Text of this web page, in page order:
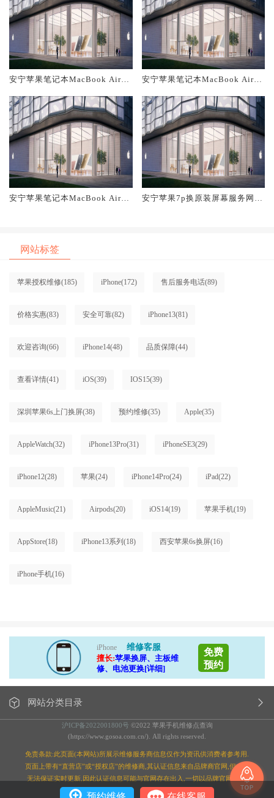
安宁苹果笔记本MacBook Air换
安宁苹果笔记本MacBook Air换
安宁苹果笔记本MacBook Air换
安宁苹果7p换原装屏幕服务网点
网站标签
苹果授权维修(185) iPhone(172) 售后服务电话(89)
价格实惠(83) 安全可靠(82) iPhone13(81)
欢迎咨询(66) iPhone14(48) 品质保障(44)
查看详情(41) iOS(39) IOS15(39)
深圳苹果6s上门换屏(38) 预约维修(35) Apple(35)
AppleWatch(32) iPhone13Pro(31) iPhoneSE3(29)
iPhone12(28) 苹果(24) iPhone14Pro(24) iPad(22)
AppleMusic(21) Airpods(20) iOS14(19) 苹果手机(19)
AppStore(18) iPhone13系列 (18) 西安苹果6s换屏(16)
iPhone手机(16)
iPhone
维修客服
擅长:苹果换屏、主板维
修、电池更换[详细]
免费
预约
网站分类目录
沪ICP备2022001800号 ©2022 苹果手机维修点查询
(https://www.gosoa.com.cn/). All rights reserved.
免责条款:此页面(本网站)所展示维修服务商信息仅作为资讯供消费者参考用.
页面上带有“直营店”或“授权店”的维修商,其认证信息来自品牌商官网,但本站
无法保证实时更新,因此认证信息可能与官网存在出入,一切以品牌官网为准;